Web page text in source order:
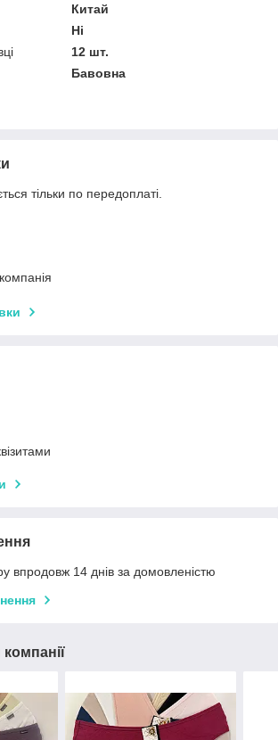
Китай
Ні
12 шт.
Бавовна
тільки по передоплаті.
впродовж 14 днів за домовленістю